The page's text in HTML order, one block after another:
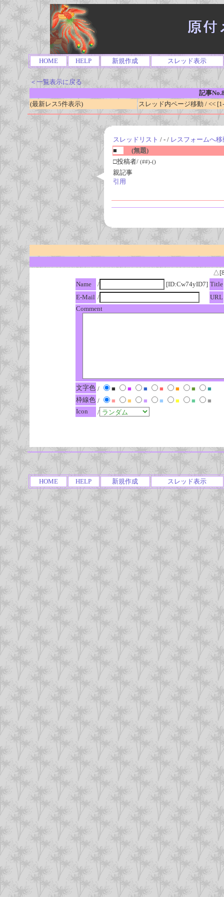
HOME HELP 新規作成 スレッド表示
＜一覧表示に戻る
記事
(最新レス5件表示)
スレッド内ページ移動 / <<
スレッドリスト / - / レスフォームへ移
■
(無題)
□投稿者/ (##)-()
親記事
引用
Name
/ [ID:Cw74yID7] Title
E-Mail /
URL
Comment
文字色 / ■ ■ ■ ■ ■ ■
■
枠線色 / ■ ■ ■ ■ ■ ■
■
Icon
/
HOME HELP 新規作成 スレッド表示